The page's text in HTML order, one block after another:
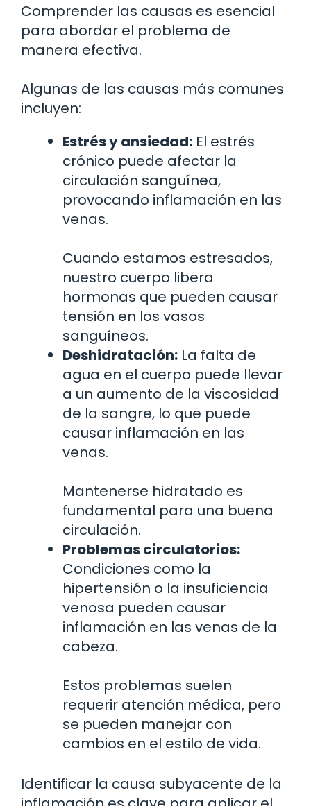
Comprender las causas es esencial
para abordar el problema de
manera efectiva.
Algunas de las causas más comunes
incluyen:
Estrés y ansiedad: El estrés
crónico puede afectar la
circulación sanguínea,
provocando inflamación en las
venas.
Cuando estamos estresados,
nuestro cuerpo libera
hormonas que pueden causar
tensión en los vasos
sanguíneos.
Deshidratación: La falta de
agua en el cuerpo puede llevar
a un aumento de la viscosidad
de la sangre, lo que puede
causar inflamación en las
venas.
Mantenerse hidratado es
fundamental para una buena
circulación.
Problemas circulatorios:
Condiciones como la
hipertensión o la insuficiencia
venosa pueden causar
inflamación en las venas de la
cabeza.
Estos problemas suelen
requerir atención médica, pero
se pueden manejar con
cambios en el estilo de vida.
Identificar la causa subyacente de la